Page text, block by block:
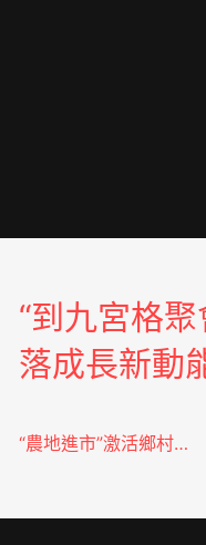
“到九宮格
落成長新動
“農地進市”激活鄉村…